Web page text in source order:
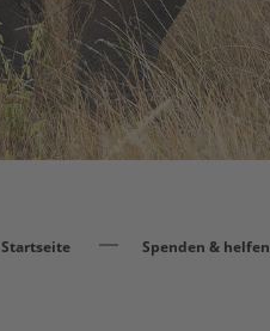
Startseite Spenden & helfen